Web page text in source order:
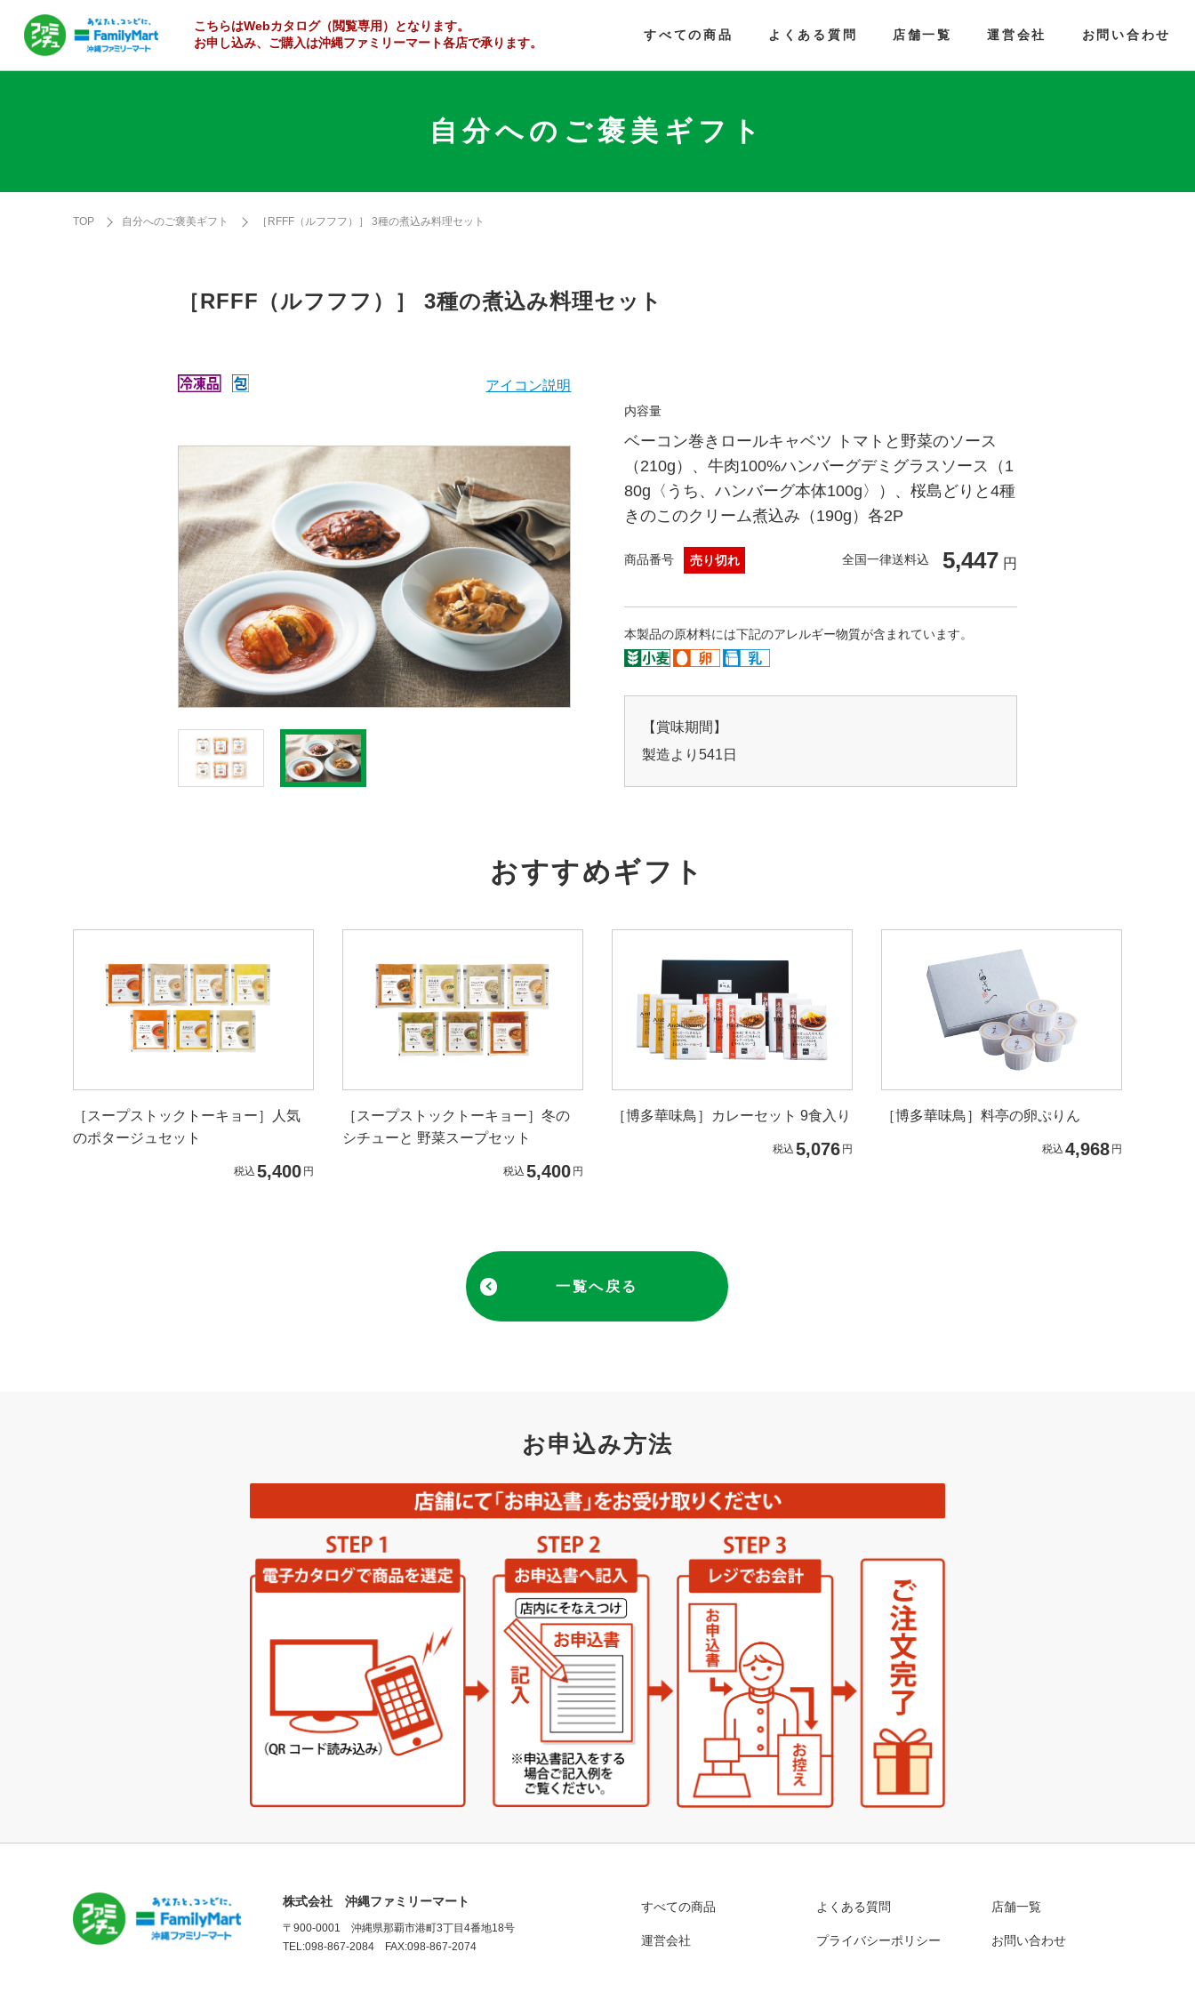
こちらはWebカタログ（閲覧専用）となります。
お申し込み、ご購入は沖縄ファミリーマート各店で承ります。
すべての商品 よくある質問 店舗一覧 運営会社 お問い合わせ
自分へのご褒美ギフト
TOP 自分へのご褒美ギフト ［RFFF（ルフフフ）］ 3種の煮込み料理セット
［RFFF（ルフフフ）］ 3種の煮込み料理セット
アイコン説明
内容量
ベーコン巻きロールキャベツ トマトと野菜のソース
（210g）、牛肉100%ハンバーグデミグラスソース（1
80g〈うち、ハンバーグ本体100g〉）、桜島どりと4種
きのこのクリーム煮込み（190g）各2P
商品番号 売り切れ 全国一律送料込 5,447 円
本製品の原材料には下記のアレルギー物質が含まれています。
【賞味期間】
製造より541日
おすすめギフト
［スープストックトーキョー］人気
のポタージュセット
税込 5,400 円
［スープストックトーキョー］冬の
シチューと 野菜スープセット
税込 5,400 円
［博多華味鳥］カレーセット 9食入り
税込 5,076 円
［博多華味鳥］料亭の卵ぷりん
税込 4,968 円
一覧へ戻る
お申込み方法
株式会社 沖縄ファミリーマート
〒900-0001 沖縄県那覇市港町3丁目4番地18号
TEL:098-867-2084 FAX:098-867-2074
すべての商品 よくある質問 店舗一覧
運営会社 プライバシーポリシー お問い合わせ